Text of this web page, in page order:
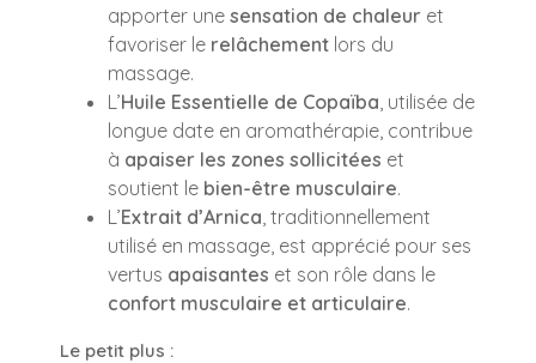
apporter une sensation de chaleur et
favoriser le relâchement lors du
massage.
L’Huile Essentielle de Copaïba , utilisée de
longue date en aromathérapie, contribue
à apaiser les zones sollicitées et
soutient le bien-être musculaire.
L’Extrait d’Arnica , traditionnellement
utilisé en massage, est apprécié pour ses
vertus apaisantes et son rôle dans le
confort musculaire et articulaire.
Le petit plus :